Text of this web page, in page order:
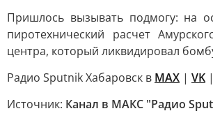
Пришлось вызывать подмогу: на
пиротехнический расчет
центра, который ликвидировал
Радио Sputnik Хабаровск в MAX | VK
Источник: Канал в МАКС "Радио